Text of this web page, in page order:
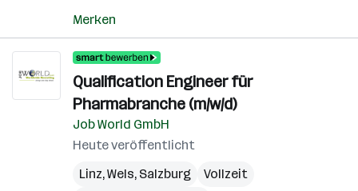
Merken
Qualification Engineer für
Pharmabranche (m/w/d)
Job World GmbH
Heute veröffentlicht
Linz,Wels, Salzburg
Vollzeit